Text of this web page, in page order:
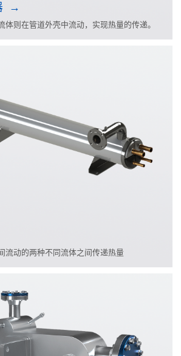
体则在管道外壳中流动，实现热量的传递。
流动的两种不同流体之间传递热量